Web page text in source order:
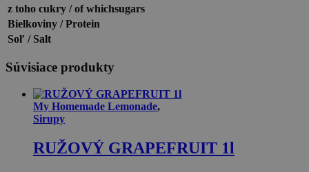
z toho cukry / of whichsugars
Bielkoviny / Protein
Soľ / Salt
Súvisiace produkty
My Homemade Lemonade,
Sirupy
RUŽOVÝ GRAPEFRUIT 1l